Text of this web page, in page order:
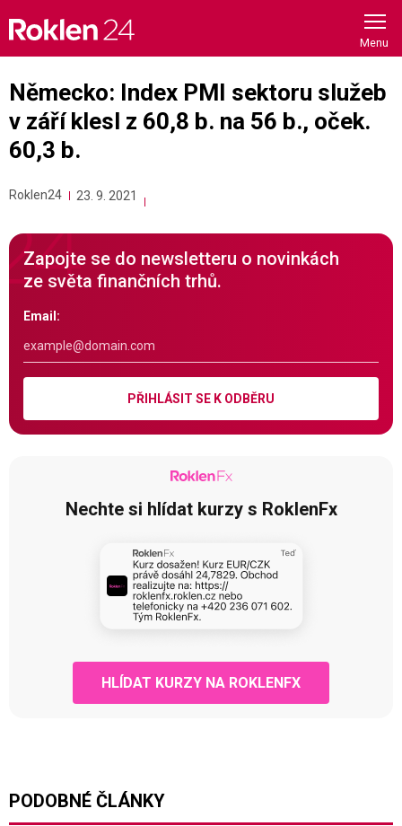
content
Německo: Index PMI sektoru služeb
v září klesl z 60,8 b. na 56 b., oček.
60,3 b.
Roklen24 23. 9. 2021
Zapojte se do newsletteru o novinkách
ze světa finančních trhů.
Email:
PŘIHLÁSIT SE K ODBĚRU
Nechte si hlídat kurzy s RoklenFx
HLÍDAT KURZY NA ROKLENFX
PODOBNÉ ČLÁNKY